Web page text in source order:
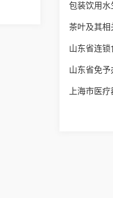
包装饮用水
茶叶及其相